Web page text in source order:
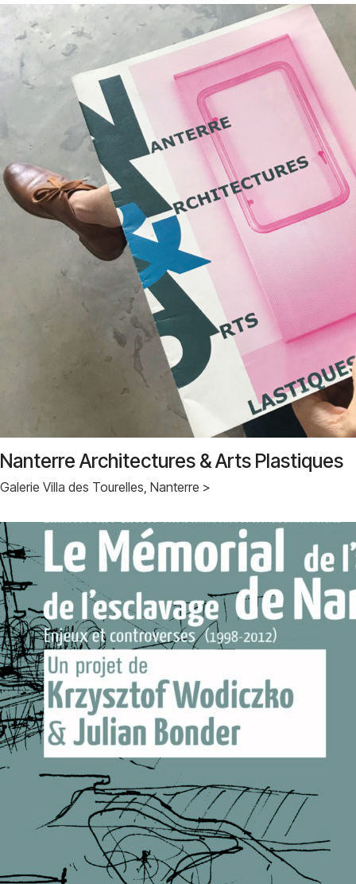
Nanterre Architectures & Arts Plastiques
Galerie Villa des Tourelles, Nanterre >